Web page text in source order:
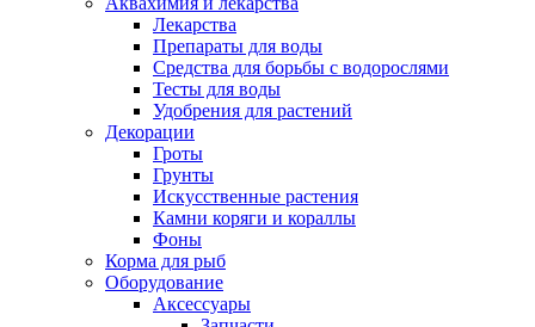
Лекарства
Препараты для воды
Средства для борьбы с водорослями
Тесты для воды
Удобрения для растений
Декорации
Гроты
Грунты
Искусственные растения
Камни коряги и кораллы
Фоны
Корма для рыб
Оборудование
Аксессуары